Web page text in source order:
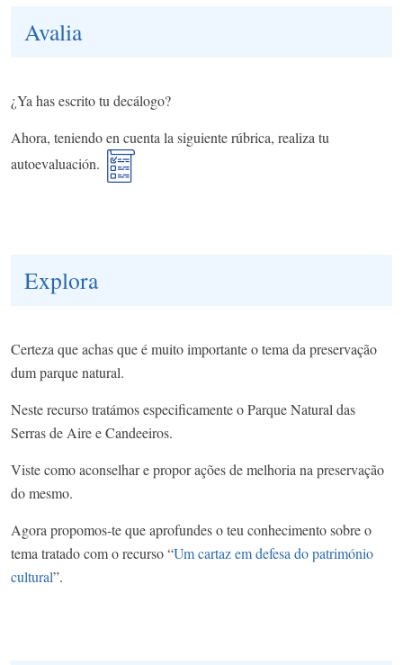
Avalia
¿Ya has escrito tu decálogo?
Ahora, teniendo en cuenta la siguiente rúbrica, realiza tu
autoevaluación.
Explora
Certeza que achas que é muito importante o tema da preservação
dum parque natural.
Neste recurso tratámos especificamente o Parque Natural das
Serras de Aire e Candeeiros.
Viste como aconselhar e propor ações de melhoria na preservação
do mesmo.
Agora propomos-te que aprofundes o teu conhecimento sobre o
tema tratado com o recurso “Um cartaz em defesa do património
cultural”.